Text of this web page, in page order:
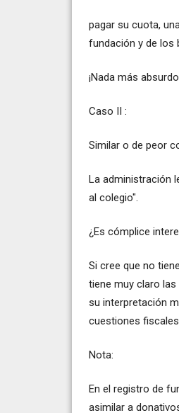
pagar su cuota,
fundación y de los
¡Nada más
Caso II :
Similar o de peor
La administración
al colegio".
¿Es cómplice
Si cree que no
tiene muy claro
su interpretación
cuestiones
Nota:
En el registro de
asimilar a